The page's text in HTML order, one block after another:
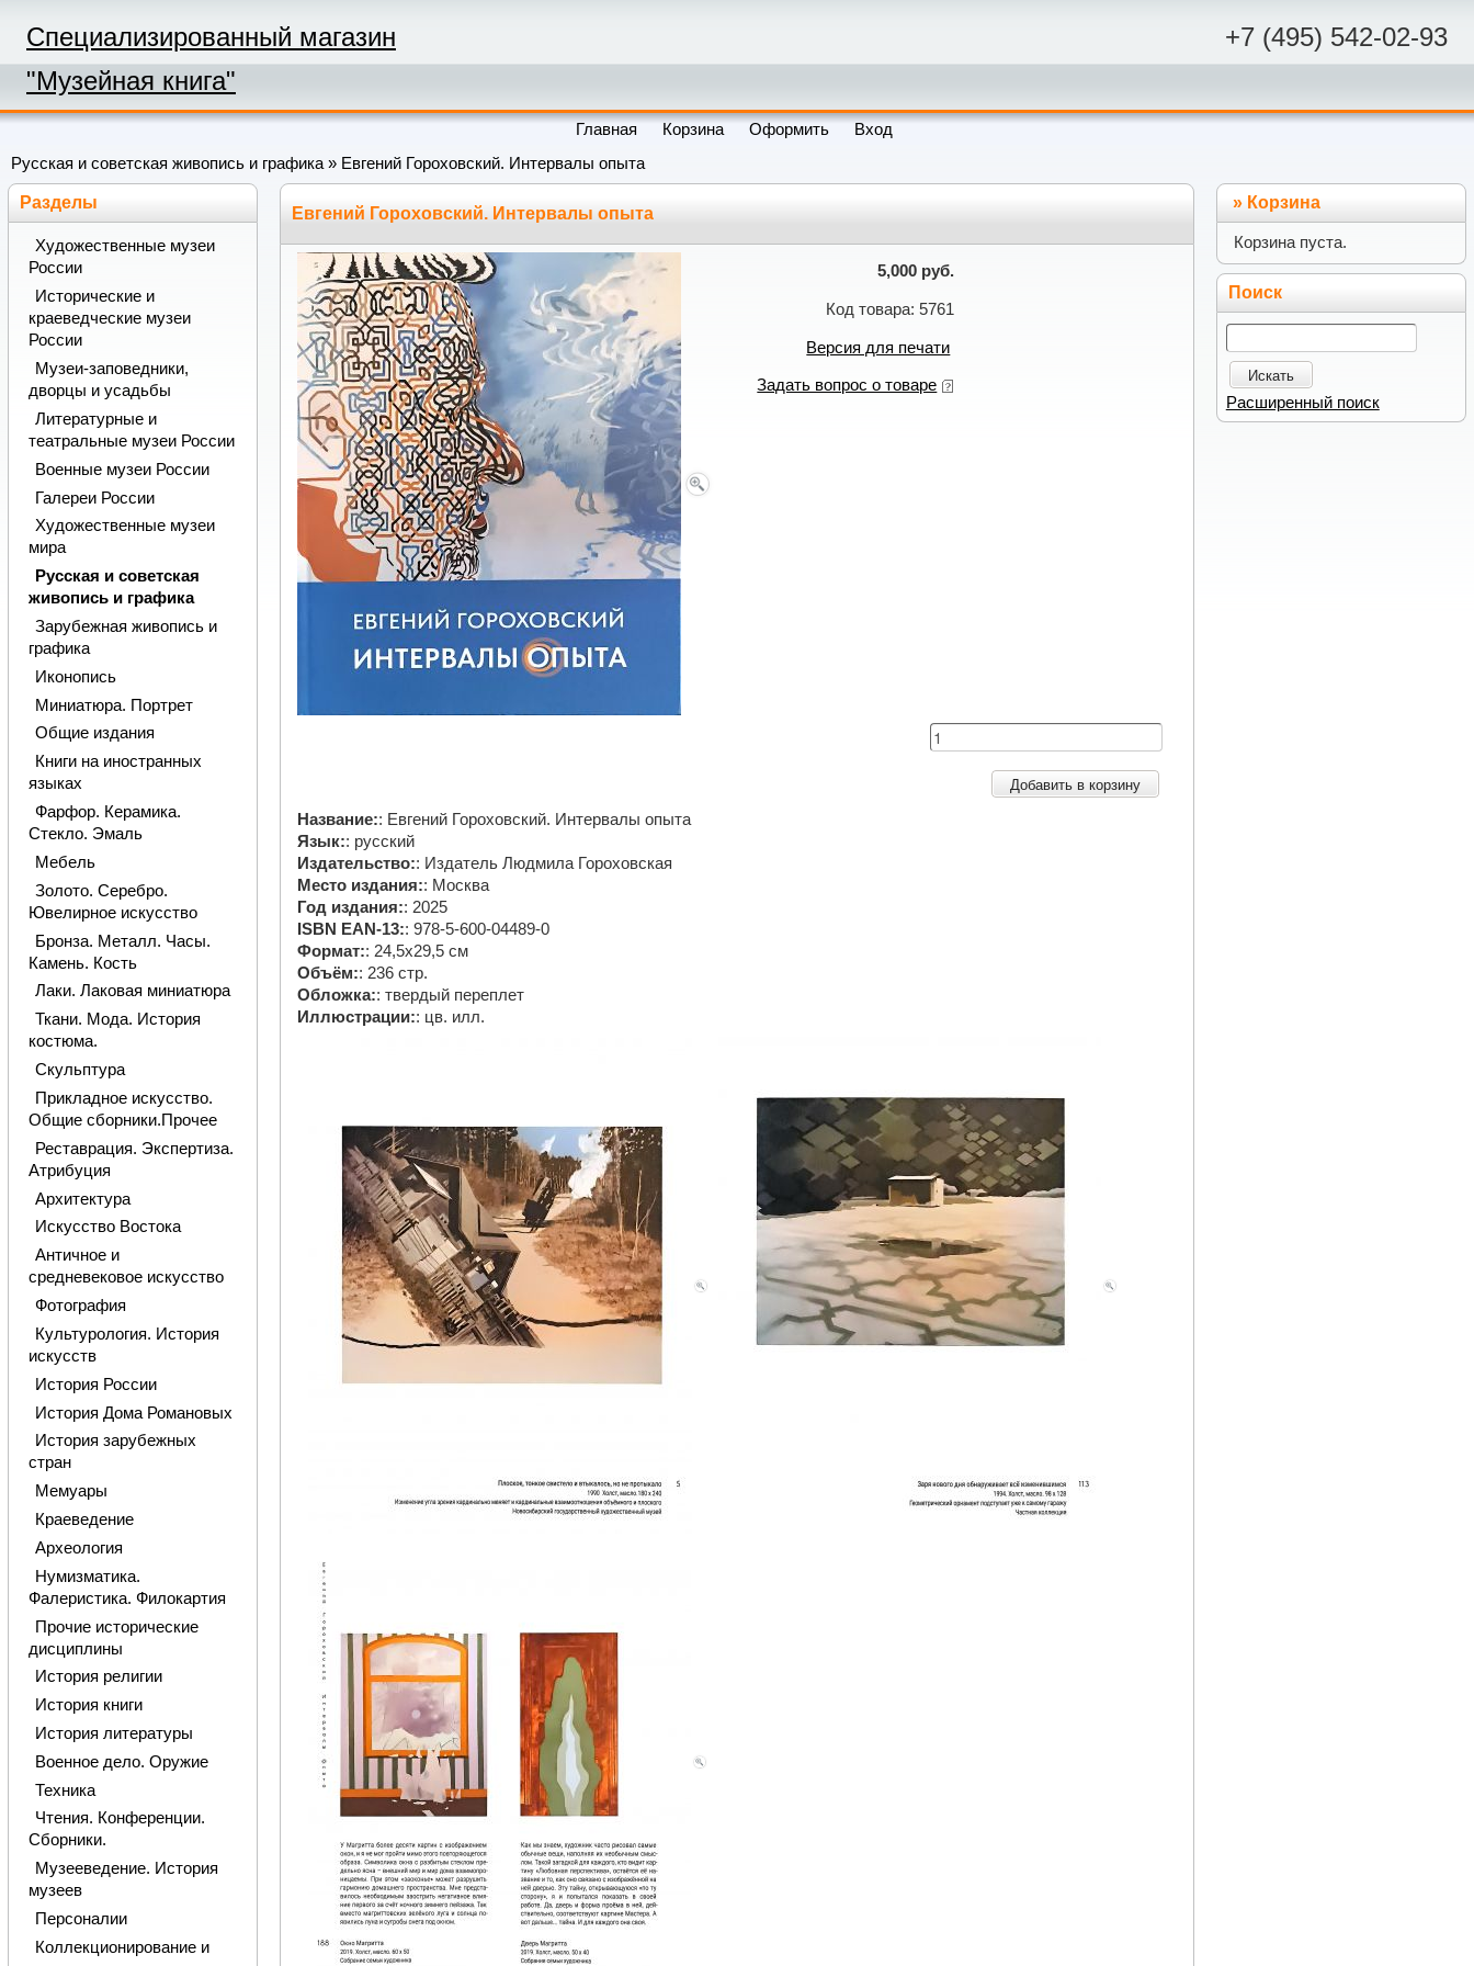
Специализированный магазин
"Музейная книга"
+7 (495) 542-02-93
Главная Корзина Оформить
Вход
Русская и советская живопись и графика» Евгений Гороховский. Интервалы опыта
Евгений Гороховский. Интервалы опыта
5,000 руб.
Код товара: 5761
Версия для печати
Задать вопрос о товаре
Добавить в корзину
Название:: Евгений Гороховский. Интервалы опыта
Язык:: русский
Издательство:: Издатель Людмила Гороховская
Место издания:: Москва
Год издания:: 2025
ISBN EAN-13:: 978-5-600-04489-0
Формат:: 24,5х29,5 см
Объём:: 236 стр.
Обложка:: твердый переплет
Иллюстрации:: цв. илл.
Разделы
Художественные музеи
России
Исторические и
краеведческие музеи
России
Музеи-заповедники,
дворцы и усадьбы
Литературные и
театральные музеи России
Военные музеи России
Галереи России
Художественные музеи
мира
Русская и советская
живопись и графика
Зарубежная живопись и
графика
Иконопись
Миниатюра. Портрет
Общие издания
Книги на иностранных
языках
Фарфор. Керамика.
Стекло. Эмаль
Мебель
Золото. Серебро.
Ювелирное искусство
Бронза. Металл. Часы.
Камень. Кость
Лаки. Лаковая миниатюра
Ткани. Мода. История
костюма.
Скульптура
Прикладное искусство.
Общие сборники.Прочее
Реставрация. Экспертиза.
Атрибуция
Архитектура
Искусство Востока
Античное и
средневековое искусство
Фотография
Культурология. История
искусств
История России
История Дома Романовых
История зарубежных
стран
Мемуары
Краеведение
Археология
Нумизматика.
Фалеристика. Филокартия
Прочие исторические
дисциплины
История религии
История книги
История литературы
Военное дело. Оружие
Техника
Чтения. Конференции.
Сборники.
Музееведение. История
музеев
Персоналии
Коллекционирование и
» Корзина
Корзина пуста.
Поиск
Искать
Расширенный поиск